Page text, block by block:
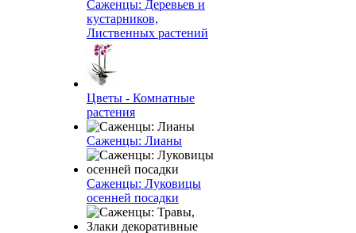
Саженцы: Деревьев и
кустарников,
Лиственных растений
Цветы - Комнатные
растения
Саженцы: Лианы
Саженцы: Луковицы
осенней посадки